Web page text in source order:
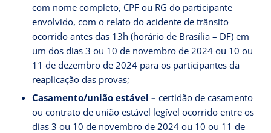
com nome completo, CPF ou RG do participante
envolvido, com o relato do acidente de trânsito
ocorrido antes das 13h (horário de Brasília – DF) em
um dos dias 3 ou 10 de novembro de 2024 ou 10 ou
11 de dezembro de 2024 para os participantes da
reaplicação das provas;
Casamento/união estável – certidão de casamento
ou contrato de união estável legível ocorrido entre os
dias 3 ou 10 de novembro de 2024 ou 10 ou 11 de